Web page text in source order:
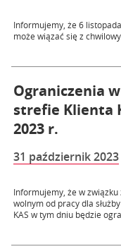
Informujemy, że 6
może wiązać się z
Ograniczenia
strefie Klienta
2023 r.
31 październik 2023
Informujemy, że w
wolnym od pracy dla
KAS w tym dniu będzie